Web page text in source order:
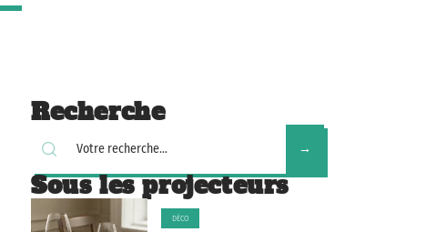
Recherche
Sous les projecteurs
DÉCO